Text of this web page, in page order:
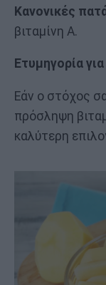
Κανονικές
βιταμίνη Α.
Ετυμηγορία
Εάν ο στόχος
πρόσληψη
καλύτερη